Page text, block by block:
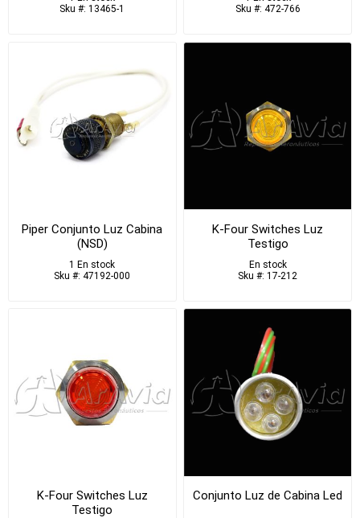
Sku #: 13465-1
Sku #: 472-766
Piper Conjunto Luz Cabina
(NSD)
1 En stock
Sku #: 47192-000
K-Four Switches Luz
Testigo
En stock
Sku #: 17-212
K-Four Switches Luz
Testigo
Conjunto Luz de Cabina Led